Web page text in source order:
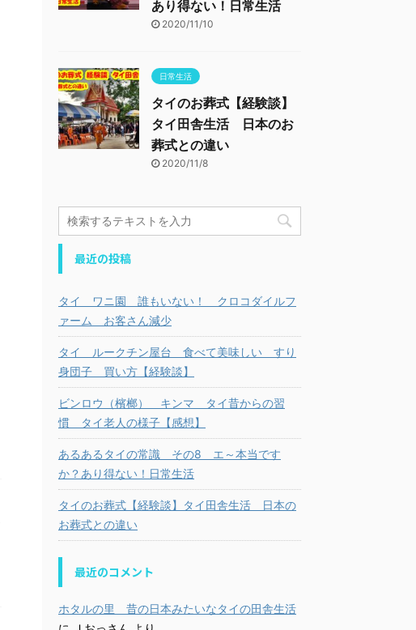
あり得ない！日常生活
2020/11/10
日常生活
タイのお葬式【経験談】
タイ田舎生活 日本のお
葬式との違い
2020/11/8
最近の投稿
タイ ワニ園 誰もいない！ クロコダイルフ
ァーム お客さん減少
タイ ルークチン屋台 食べて美味しい すり
身団子 買い方【経験談】
ビンロウ（檳榔） キンマ タイ昔からの習
慣 タイ老人の様子【感想】
あるあるタイの常識 その8 エ～本当です
か？あり得ない！日常生活
タイのお葬式【経験談】タイ田舎生活 日本の
お葬式との違い
最近のコメント
ホタルの里 昔の日本みたいなタイの田舎生活